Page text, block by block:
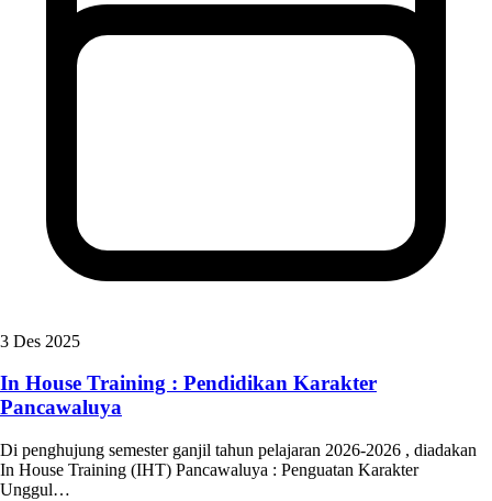
3 Des 2025
In House Training : Pendidikan Karakter
Pancawaluya
Di penghujung semester ganjil tahun pelajaran 2026-2026 , diadakan
In House Training (IHT) Pancawaluya : Penguatan Karakter
Unggul…